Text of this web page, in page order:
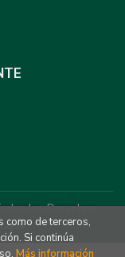
los Derechos
como de terceros,
Si continúa
Más información